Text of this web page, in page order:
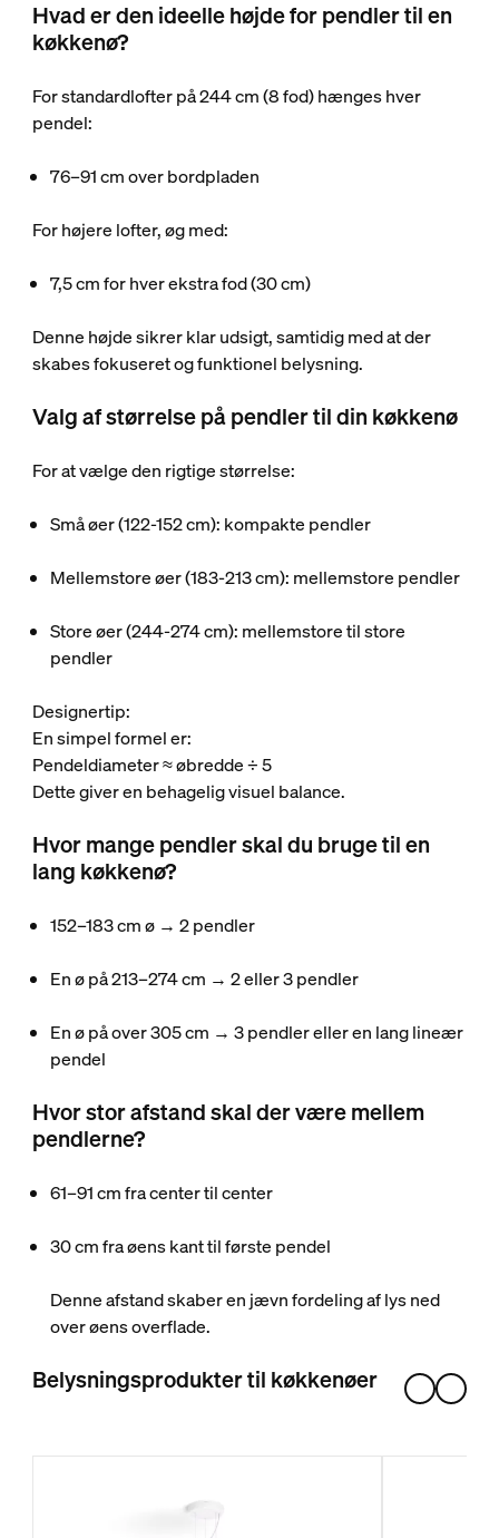
Hvad er den ideelle højde for pendler til en
køkkenø?
For standardlofter på 244 cm (8 fod) hænges hver
pendel:
76–91 cm over bordpladen
For højere lofter, øg med:
7,5 cm for hver ekstra fod (30 cm)
Denne højde sikrer klar udsigt, samtidig med at der
skabes fokuseret og funktionel belysning.
Valg af størrelse på pendler til din køkkenø
For at vælge den rigtige størrelse:
Små øer (122-152 cm): kompakte pendler
Mellemstore øer (183-213 cm): mellemstore pendler
Store øer (244-274 cm): mellemstore til store
pendler
Designertip:
En simpel formel er:
Pendeldiameter ≈ øbredde ÷ 5
Dette giver en behagelig visuel balance.
Hvor mange pendler skal du bruge til en
lang køkkenø?
152–183 cm ø → 2 pendler
En ø på 213–274 cm → 2 eller 3 pendler
En ø på over 305 cm → 3 pendler eller en lang lineær
pendel
Hvor stor afstand skal der være mellem
pendlerne?
61–91 cm fra center til center
30 cm fra øens kant til første pendel
Denne afstand skaber en jævn fordeling af lys ned
over øens overflade.
Belysningsprodukter til køkkenøer